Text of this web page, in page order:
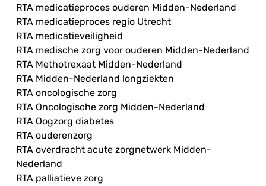
RTA medicatieproces ouderen Midden-Nederland
RTA medicatieproces regio Utrecht
RTA medicatieveiligheid
RTA medische zorg voor ouderen Midden-Nederland
RTA Methotrexaat Midden-Nederland
RTA Midden-Nederland longziekten
RTA oncologische zorg
RTA Oncologische zorg Midden-Nederland
RTA Oogzorg diabetes
RTA ouderenzorg
RTA overdracht acute zorgnetwerk Midden-
Nederland
RTA palliatieve zorg